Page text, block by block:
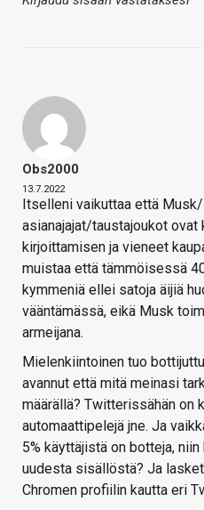
Obs2000
13.7.2022
Itselleni vaikuttaa että
asianajajat/taustajoukot
kirjoittamisen ja vieneet
muistaa että tämmöisessä
kymmeniä ellei satoja äijiä
vääntämässä, eikä Musk
armeijana.
Mielenkiintoinen tuo
avannut että mitä meinasi
määrällä? Twitterissähän on
automaattipelejä jne. Ja
5% käyttäjistä on botteja,
uudesta sisällöstä? Ja
Chromen profiilin kautta eri